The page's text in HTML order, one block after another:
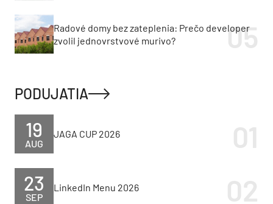
Radové domy bez zateplenia: Prečo developer
zvolil jednovrstvové murivo?
PODUJATIA
AUG
19 JAGA CUP 2026
SEP
23 LinkedIn Menu 2026